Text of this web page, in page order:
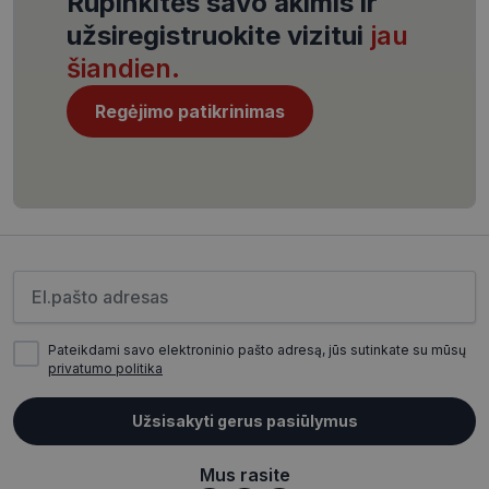
užsiregistruokite vizitui jau
šiandien.
Regėjimo patikrinimas
Pateikdami savo elektroninio pašto adresą, jūs sutinkate su mūsų
privatumo politika
Užsisakyti gerus pasiūlymus
Mus rasite
CookieScriptConsent
CookieScript
www.visionexpress.lt
_tt_enable_cookie .visionexpress.lt
2 mėnesiai
4 savaitės